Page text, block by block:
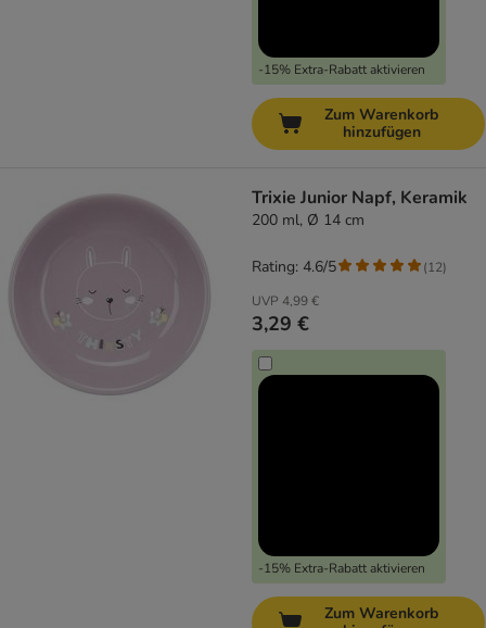
-15% Extra-Rabatt aktivieren
Zum Warenkorb
hinzufügen
Trixie Junior Napf, Keramik
200 ml, Ø 14 cm
UVP 4,99 €
3,29 €
-15% Extra-Rabatt aktivieren
Rating: 4.6/5 (12)
Zum Warenkorb